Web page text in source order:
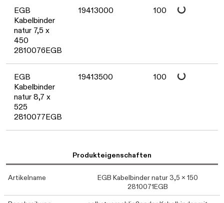
EGB
Kabelbinder
natur 7,5 x
450
2810076EGB
19413000 100 Daten
EGB
Kabelbinder
natur 8,7 x
525
2810077EGB
19413500 100 Daten
Produkteigenschaften
Artikelname
EGB Kabelbinder natur 3,5 x 150
2810071EGB